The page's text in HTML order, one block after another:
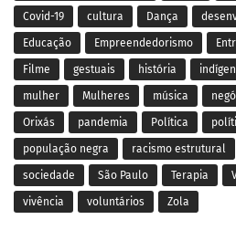
Covid-19 cultura Dança
Educação Empreendedorismo
Filme gestuais história
mulher Mulheres música
Orixás pandemia Política
população negra racismo estrutural
sociedade São Paulo Terapia
vivência voluntários Zola